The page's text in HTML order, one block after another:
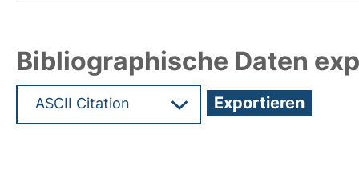
Bibliographische Daten